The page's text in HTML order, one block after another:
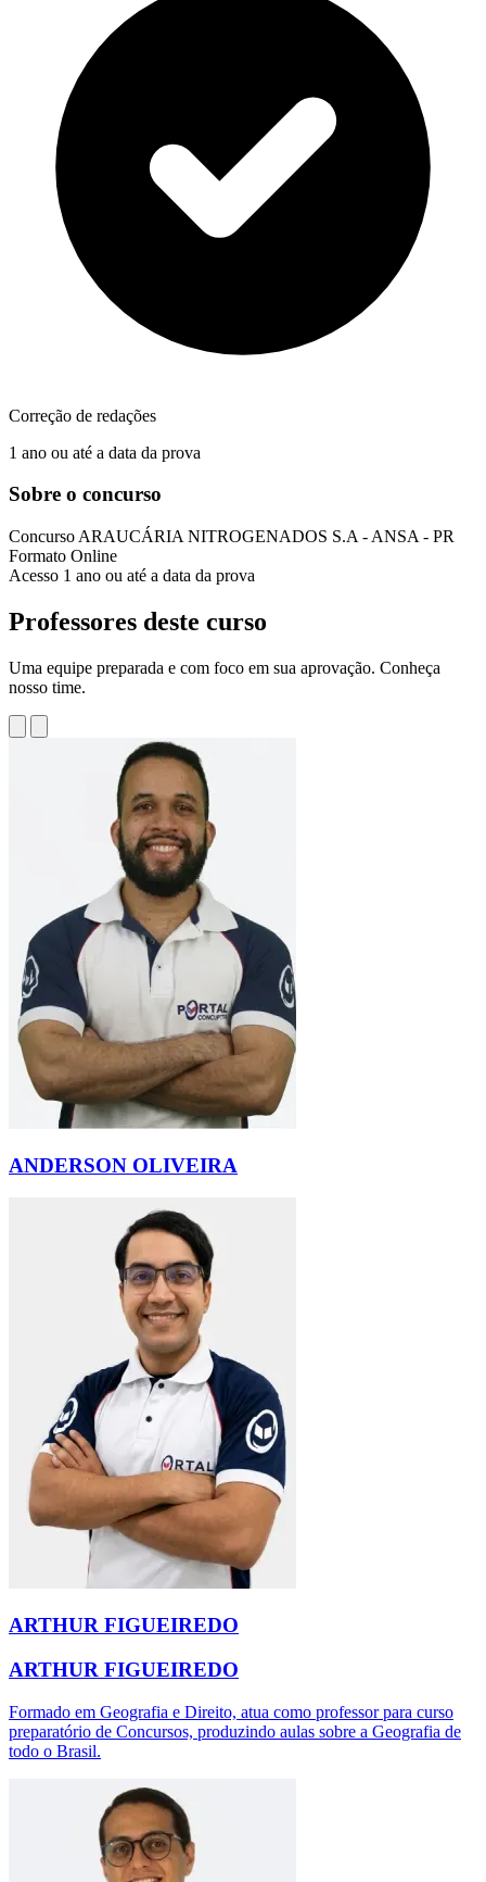
Correção de redações
1 ano ou até a data da prova
Sobre o concurso
Concurso ARAUCÁRIA NITROGENADOS S.A - ANSA - PR
Formato Online
Acesso 1 ano ou até a data da prova
Professores deste curso
Uma equipe preparada e com foco em sua aprovação. Conheça
nosso time.
ANDERSON OLIVEIRA
ARTHUR FIGUEIREDO
ARTHUR FIGUEIREDO
Formado em Geografia e Direito, atua como professor para curso
preparatório de Concursos, produzindo aulas sobre a Geografia de
todo o Brasil.